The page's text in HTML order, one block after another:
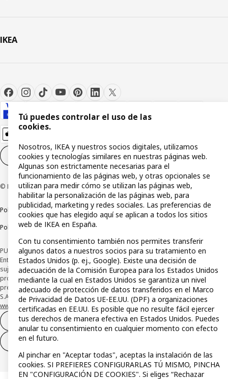
IKEA
Configuración de cookies ES
© Inter IKEA Systems B.V 1999-2026
Política de privacidadPolítica de cookiesTérminos y condiciones
Política de divulgación responsable
PUBLICIDAD: *Financiación a través de la tarjeta IKEA VISA emitida por la
Entidad de Pago híbrida CaixaBank Payments & Consumer, E.F.C., E.P., S.A.U., y
sujeta a su organización. La entidad ha escogido como sistema de
protección de los fondos recibidos de usuarios de servicios de pago que
presta su depósito en una cuenta bancaria separada abierta en CaixaBank,
S.A. Conoce más acerca de las formas de pago de tu tarjeta aquí:
www.caixabankpc.com/es/productos. ​
Desistimiento del contrato
Desistimiento de solo servicios
Tú puedes controlar el uso de las
cookies.
Nosotros, IKEA y nuestros socios digitales, utilizamos
cookies y tecnologías similares en nuestras páginas web.
Algunas son estrictamente necesarias para el
funcionamiento de las páginas web, y otras opcionales se
utilizan para medir cómo se utilizan las páginas web,
habilitar la personalización de las páginas web, para
publicidad, marketing y redes sociales. Las preferencias de
cookies que has elegido aquí se aplican a todos los sitios
web de IKEA en España.
Con tu consentimiento también nos permites transferir
algunos datos a nuestros socios para su tratamiento en
Estados Unidos (p. ej., Google). Existe una decisión de
adecuación de la Comisión Europea para los Estados Unidos
mediante la cual en Estados Unidos se garantiza un nivel
adecuado de protección de datos transferidos en el Marco
de Privacidad de Datos UE-EE.UU. (DPF) a organizaciones
certificadas en EE.UU. Es posible que no resulte fácil ejercer
tus derechos de manera efectiva en Estados Unidos. Puedes
anular tu consentimiento en cualquier momento con efecto
en el futuro.
Al pinchar en "Aceptar todas", aceptas la instalación de las
cookies. SI PREFIERES CONFIGURARLAS TÚ MISMO, PINCHA
EN "CONFIGURACIÓN DE COOKIES". Si eliges “Rechazar